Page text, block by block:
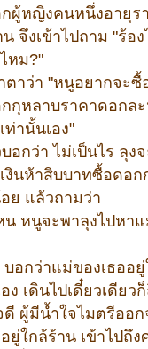
กผู้หญิงคนหนึ่งอายุร
จึงเข้าไปถาม "ร้อ
หม?"
ตาว่า "หนูอยากจะ
กุหลาบราคาดอกล
ท่านั้นเอง"
กว่า ไม่เป็นไร ลุง
เงินห้าสิบบาทซื้อดอ
ย แล้วถามว่า
หนูจะพาลุงไปหา
อกว่าแม่ของเธออยู่
ง เดินไปเดี๋ยวเดียว
ผู้มีน้ำใจไมตรีออก
ยู่ใกล้ร้าน เข้าไปถึง